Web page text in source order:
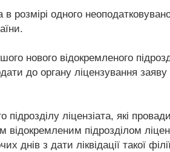
в розмірі одного
нового відокремленого
до органу ліцензування
підрозділу ліцензіата, які
підрозділом
днів з дати ліквідації такої